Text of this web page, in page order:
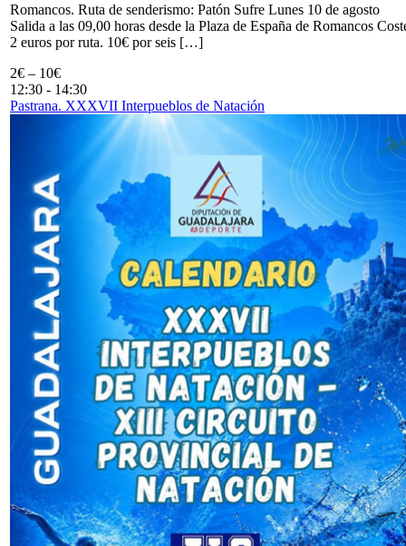
Romancos. Ruta de senderismo: Patón Sufre Lunes 10 de agosto
Salida a las 09,00 horas desde la Plaza de España de Romancos
2 euros por ruta. 10€ por seis […]
2€ – 10€
12:30 - 14:30
Pastrana. XXXVII Interpueblos de Natación